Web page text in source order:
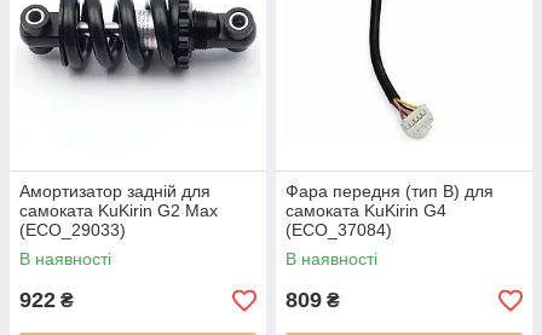
Амортизатор задній для
самоката KuKirin G2 Max
(ECO_29033)
В наявності
922 ₴
Фара передня (тип B) для
самоката KuKirin G4
(ECO_37084)
В наявності
809 ₴